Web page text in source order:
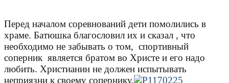
Перед началом соревнований дети помолились в
храме. Батюшка благословил их и сказал , что
необходимо не забывать о том, спортивный
соперник является братом во Христе и его надо
любить. Христианин не должен испытывать
неприязни к своему сопернику.